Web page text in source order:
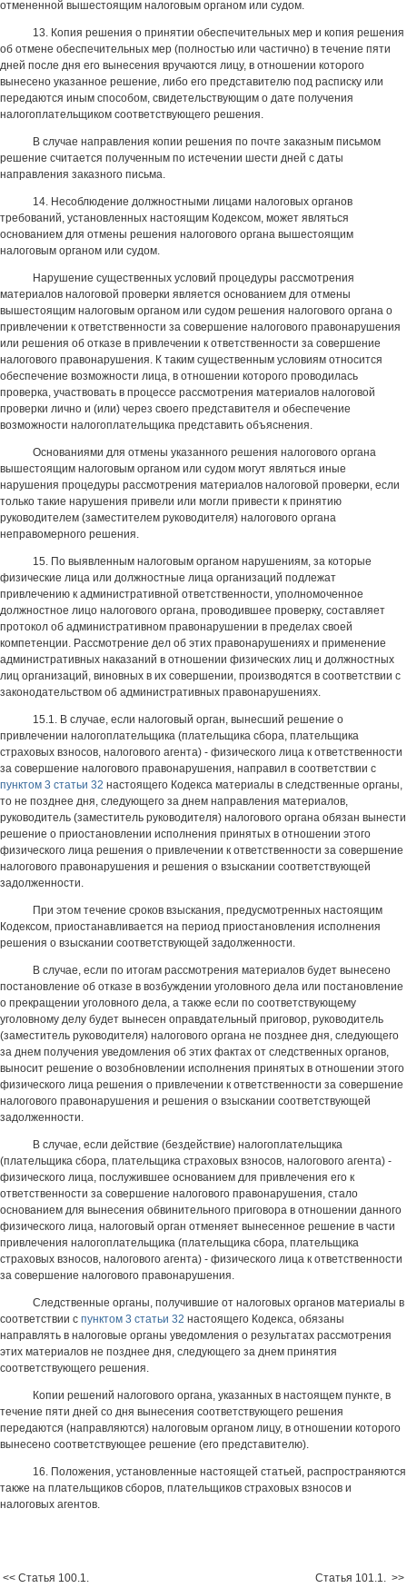
отмененной вышестоящим налоговым органом или судом.
13. Копия решения о принятии обеспечительных мер и копия решения
об отмене обеспечительных мер (полностью или частично) в течение пяти
дней после дня его вынесения вручаются лицу, в отношении которого
вынесено указанное решение, либо его представителю под расписку или
передаются иным способом, свидетельствующим о дате получения
налогоплательщиком соответствующего решения.
В случае направления копии решения по почте заказным письмом
решение считается полученным по истечении шести дней с даты
направления заказного письма.
14. Несоблюдение должностными лицами налоговых органов
требований, установленных настоящим Кодексом, может являться
основанием для отмены решения налогового органа вышестоящим
налоговым органом или судом.
Нарушение существенных условий процедуры рассмотрения
материалов налоговой проверки является основанием для отмены
вышестоящим налоговым органом или судом решения налогового органа о
привлечении к ответственности за совершение налогового правонарушения
или решения об отказе в привлечении к ответственности за совершение
налогового правонарушения. К таким существенным условиям относится
обеспечение возможности лица, в отношении которого проводилась
проверка, участвовать в процессе рассмотрения материалов налоговой
проверки лично и (или) через своего представителя и обеспечение
возможности налогоплательщика представить объяснения.
Основаниями для отмены указанного решения налогового органа
вышестоящим налоговым органом или судом могут являться иные
нарушения процедуры рассмотрения материалов налоговой проверки, если
только такие нарушения привели или могли привести к принятию
руководителем (заместителем руководителя) налогового органа
неправомерного решения.
15. По выявленным налоговым органом нарушениям, за которые
физические лица или должностные лица организаций подлежат
привлечению к административной ответственности, уполномоченное
должностное лицо налогового органа, проводившее проверку, составляет
протокол об административном правонарушении в пределах своей
компетенции. Рассмотрение дел об этих правонарушениях и применение
административных наказаний в отношении физических лиц и должностных
лиц организаций, виновных в их совершении, производятся в соответствии с
законодательством об административных правонарушениях.
15.1. В случае, если налоговый орган, вынесший решение о
привлечении налогоплательщика (плательщика сбора, плательщика
страховых взносов, налогового агента) - физического лица к ответственности
за совершение налогового правонарушения, направил в соответствии с
пунктом 3 статьи 32 настоящего Кодекса материалы в следственные органы,
то не позднее дня, следующего за днем направления материалов,
руководитель (заместитель руководителя) налогового органа обязан вынести
решение о приостановлении исполнения принятых в отношении этого
физического лица решения о привлечении к ответственности за совершение
налогового правонарушения и решения о взыскании соответствующей
задолженности.
При этом течение сроков взыскания, предусмотренных настоящим
Кодексом, приостанавливается на период приостановления исполнения
решения о взыскании соответствующей задолженности.
В случае, если по итогам рассмотрения материалов будет вынесено
постановление об отказе в возбуждении уголовного дела или постановление
о прекращении уголовного дела, а также если по соответствующему
уголовному делу будет вынесен оправдательный приговор, руководитель
(заместитель руководителя) налогового органа не позднее дня, следующего
за днем получения уведомления об этих фактах от следственных органов,
выносит решение о возобновлении исполнения принятых в отношении этого
физического лица решения о привлечении к ответственности за совершение
налогового правонарушения и решения о взыскании соответствующей
задолженности.
В случае, если действие (бездействие) налогоплательщика
(плательщика сбора, плательщика страховых взносов, налогового агента) -
физического лица, послужившее основанием для привлечения его к
ответственности за совершение налогового правонарушения, стало
основанием для вынесения обвинительного приговора в отношении данного
физического лица, налоговый орган отменяет вынесенное решение в части
привлечения налогоплательщика (плательщика сбора, плательщика
страховых взносов, налогового агента) - физического лица к ответственности
за совершение налогового правонарушения.
Следственные органы, получившие от налоговых органов материалы в
соответствии с пунктом 3 статьи 32 настоящего Кодекса, обязаны
направлять в налоговые органы уведомления о результатах рассмотрения
этих материалов не позднее дня, следующего за днем принятия
соответствующего решения.
Копии решений налогового органа, указанных в настоящем пункте, в
течение пяти дней со дня вынесения соответствующего решения
передаются (направляются) налоговым органом лицу, в отношении которого
вынесено соответствующее решение (его представителю).
16. Положения, установленные настоящей статьей, распространяются
также на плательщиков сборов, плательщиков страховых взносов и
налоговых агентов.
<< Статья 100.1. Статья 101.1. >>